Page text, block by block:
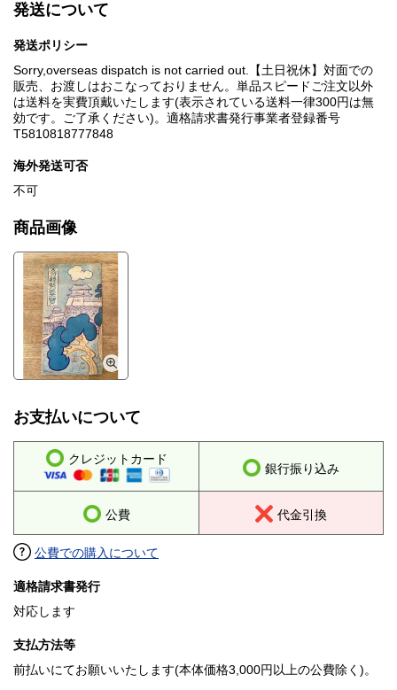
発送について
発送ポリシー
Sorry,overseas dispatch is not carried out.【土日祝休】対面での
販売、お渡しはおこなっておりません。単品スピードご注文以外
は送料を実費頂戴いたします(表示されている送料一律300円は無
効です。ご了承ください)。適格請求書発行事業者登録番号
T5810818777848
海外発送可否
不可
商品画像
お支払いについて
クレジットカード
銀行振り込み
公費 代金引換
公費での購入について
適格請求書発行
対応します
支払方法等
前払いにてお願いいたします(本体価格3,000円以上の公費除く)。